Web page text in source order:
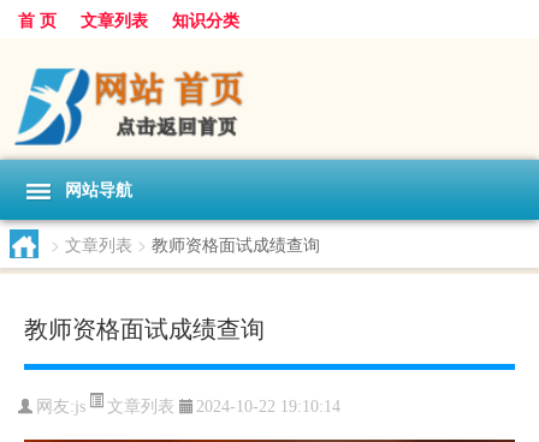
首 页 文章列表 知识分类
网站导航
> 文章列表 > 教师资格面试成绩查询
教师资格面试成绩查询
网友:js 文章列表 2024-10-22 19:10:14